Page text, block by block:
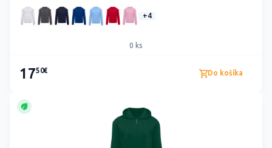
+4
0 ks
1750€ Do košíka